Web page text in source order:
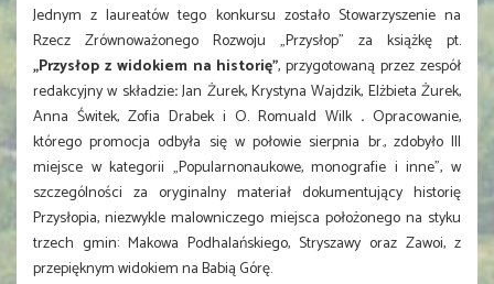
Jednym z laureatów tego konkursu zostało Stowarzyszenie na
Rzecz Zrównoważonego Rozwoju „Przysłop” za książkę pt.
„Przysłop z widokiem na historię”, przygotowaną przez zespół
redakcyjny w składzie:Jan Żurek, Krystyna Wajdzik, Elżbieta Żurek,
Anna Świtek, Zofia Drabek i O. Romuald Wilk. Opracowanie,
którego promocja odbyła się w połowie sierpnia br., zdobyło III
miejsce w kategorii „Popularnonaukowe, monografie i inne”, w
szczególności za oryginalny materiał dokumentujący historię
Przysłopia, niezwykle malowniczego miejsca położonego na styku
trzech gmin: Makowa Podhalańskiego, Stryszawy oraz Zawoi, z
przepięknym widokiem na Babią Górę.